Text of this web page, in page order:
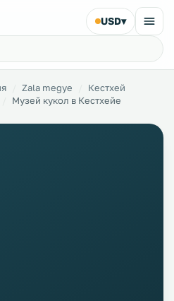
USD▾
Zala megye
Кестхей
Музей кукол в Кестхейе